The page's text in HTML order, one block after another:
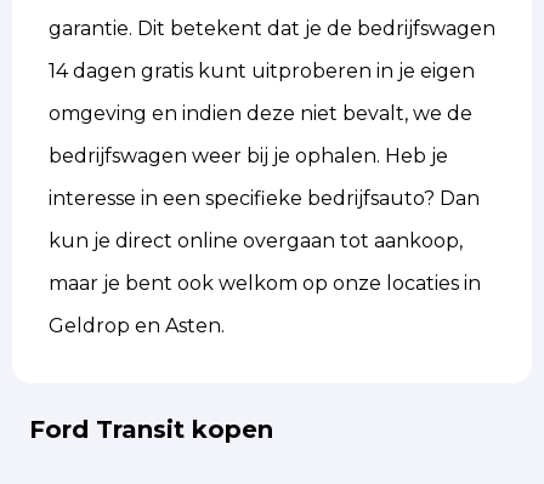
garantie. Dit betekent dat je de bedrijfswagen
14 dagen gratis kunt uitproberen in je eigen
omgeving en indien deze niet bevalt, we de
bedrijfswagen weer bij je ophalen. Heb je
interesse in een specifieke bedrijfsauto? Dan
kun je direct online overgaan tot aankoop,
maar je bent ook welkom op onze locaties in
Geldrop en Asten.
Ford Transit kopen